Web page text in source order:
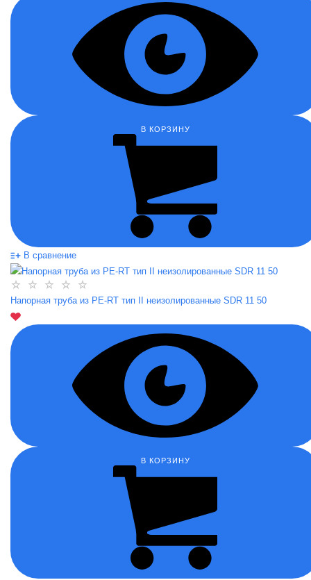
В КОРЗИНУ
В сравнение
Напорная труба из PE-RT тип II неизолированные SDR 11 50
В КОРЗИНУ